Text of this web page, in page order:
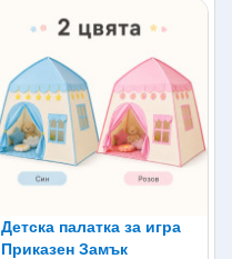
Детска палатка за игра
Приказен Замък